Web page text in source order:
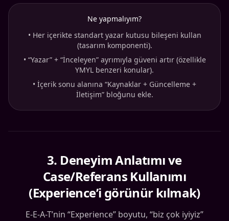
Ne yapmalıyım?
• Her içerikte standart yazar kutusu bileşeni kullan
(tasarım komponenti).
• “Yazar” + “İnceleyen” ayrımıyla güveni artır (özellikle
YMYL benzeri konular).
• İçerik sonu alanına “Kaynaklar + Güncelleme +
İletişim” bloğunu ekle.
3. Deneyim Anlatımı ve
Case/Referans Kullanımı
(Experience’i görünür kılmak)
E-E-A-T’nin “Experience” boyutu, “biz çok iyiyiz”